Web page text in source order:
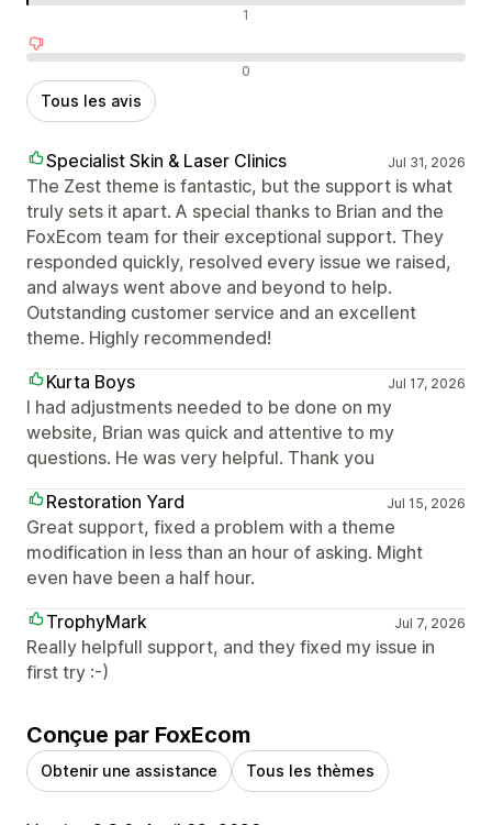
Avis neutres 1
Avis négatifs 0
Tous les avis
Specialist Skin & Laser Clinics Jul 31, 2026
The Zest theme is fantastic, but the support is what
truly sets it apart. A special thanks to Brian and the
FoxEcom team for their exceptional support. They
responded quickly, resolved every issue we raised,
and always went above and beyond to help.
Outstanding customer service and an excellent
theme. Highly recommended!
Kurta Boys
Jul 17, 2026
I had adjustments needed to be done on my
website, Brian was quick and attentive to my
questions. He was very helpful. Thank you
Restoration Yard
Jul 15, 2026
Great support, fixed a problem with a theme
modification in less than an hour of asking. Might
even have been a half hour.
TrophyMark
Jul 7, 2026
Really helpfull support, and they fixed my issue in
first try :-)
Conçue par FoxEcom
Obtenir une assistance Tous les thèmes